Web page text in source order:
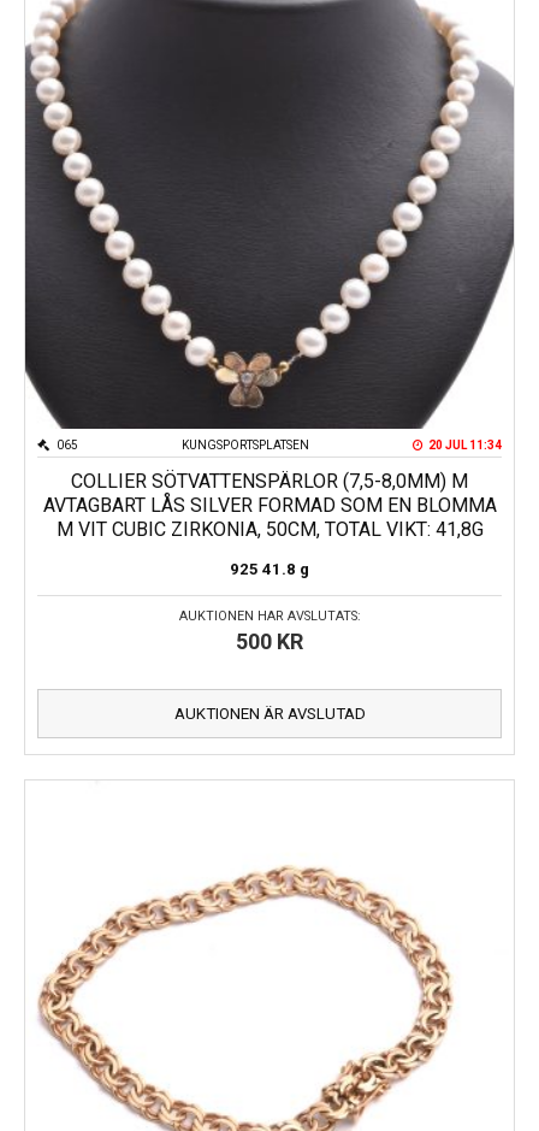
KUNGSPORTSPLATSEN
065 20 JUL 11:34
COLLIER SÖTVATTENSPÄRLOR (7,5-8,0MM) M
AVTAGBART LÅS SILVER FORMAD SOM EN BLOMMA
M VIT CUBIC ZIRKONIA, 50CM, TOTAL VIKT: 41,8G
925 41.8 g
AUKTIONEN HAR AVSLUTATS:
500 KR
AUKTIONEN ÄR AVSLUTAD